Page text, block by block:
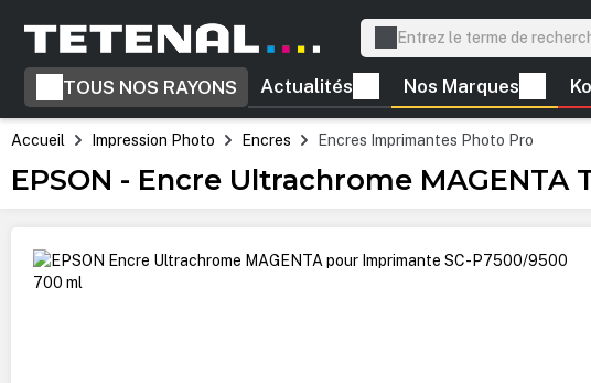
Passer à la navigation principale
TOUS NOS RAYONS Actualités Nos Marques
Accueil Impression Photo Encres Encres Imprimantes Photo Pro
EPSON - Encre Ultrachrome
Ignorer la galerie d'images